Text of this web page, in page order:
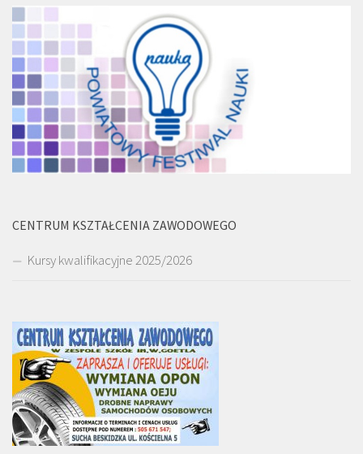
CENTRUM KSZTAŁCENIA ZAWODOWEGO
Kursy kwalifikacyjne 2025/2026